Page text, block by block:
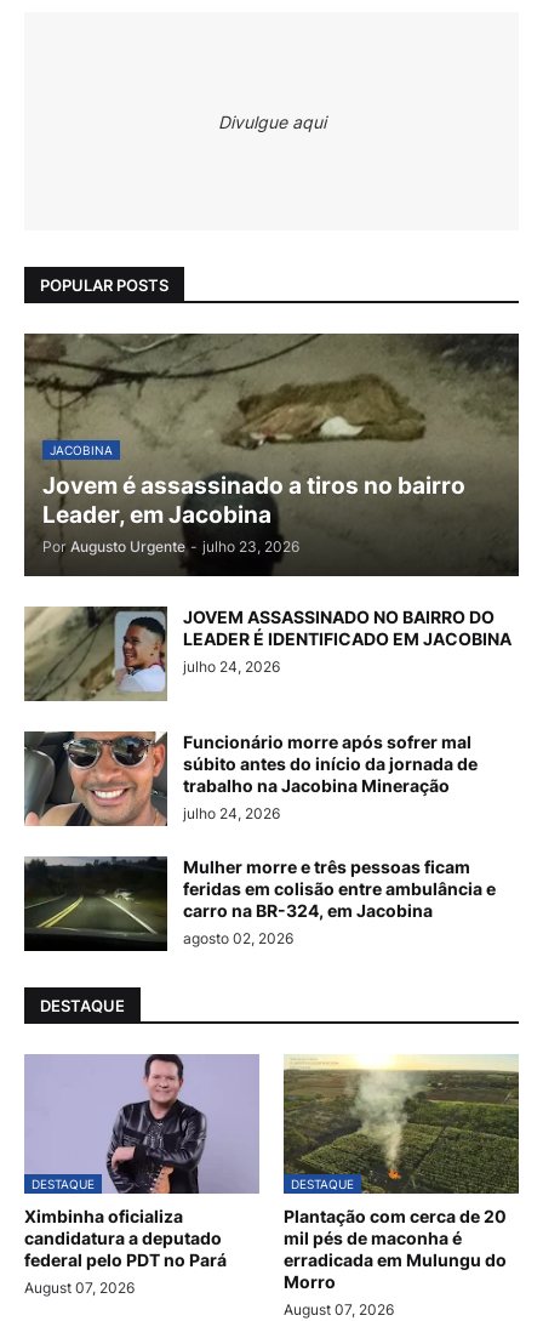
Divulgue aqui
POPULAR POSTS
JACOBINA
Jovem é assassinado a tiros no bairro
Leader, em Jacobina
Por Augusto Urgente - julho 23, 2026
JOVEM ASSASSINADO NO BAIRRO DO
LEADER É IDENTIFICADO EM JACOBINA
julho 24, 2026
Funcionário morre após sofrer mal
súbito antes do início da jornada de
trabalho na Jacobina Mineração
julho 24, 2026
Mulher morre e três pessoas ficam
feridas em colisão entre ambulância e
carro na BR-324, em Jacobina
agosto 02, 2026
DESTAQUE
DESTAQUE
Ximbinha oficializa
candidatura a deputado
federal pelo PDT no Pará
August 07, 2026
DESTAQUE
Plantação com cerca de 20
mil pés de maconha é
erradicada em Mulungu do
Morro
August 07, 2026